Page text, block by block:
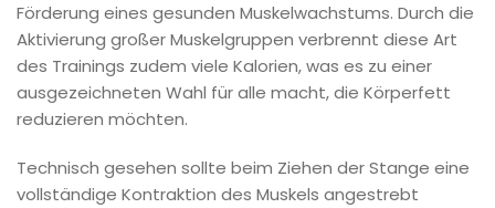
Förderung eines gesunden Muskelwachstums. Durch die
Aktivierung großer Muskelgruppen verbrennt diese Art
des Trainings zudem viele Kalorien, was es zu einer
ausgezeichneten Wahl für alle macht, die Körperfett
reduzieren möchten.
Technisch gesehen sollte beim Ziehen der Stange eine
vollständige Kontraktion des Muskels angestrebt